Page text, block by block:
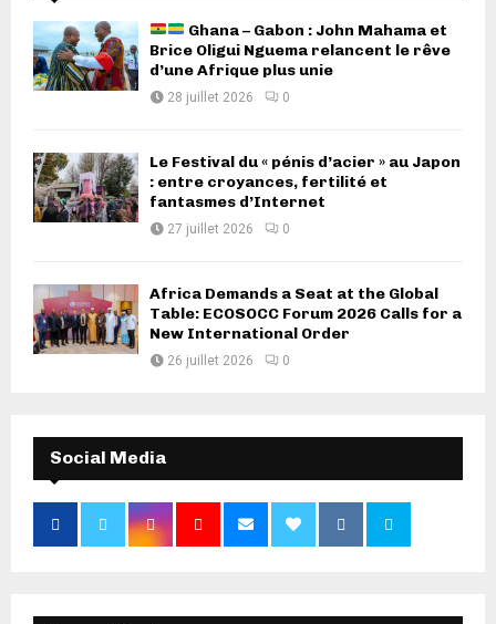
Ghana – Gabon : John Mahama et
Brice Oligui Nguema relancent le rêve
d’une Afrique plus unie
28 juillet 2026 0
Le Festival du « pénis d’acier » au Japon
: entre croyances, fertilité et
fantasmes d’Internet
27 juillet 2026 0
Africa Demands a Seat at the Global
Table: ECOSOCC Forum 2026 Calls for a
New International Order
26 juillet 2026 0
Social Media